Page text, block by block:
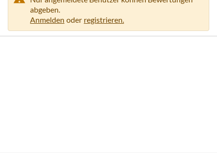
abgeben.
Anmelden oder registrieren.